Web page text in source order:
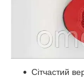
Сітчастий